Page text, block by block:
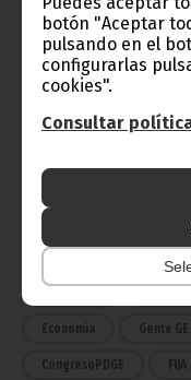
botón "Aceptar
pulsando en el
configurarlas
cookies".
Consultar
Radio
Haz click
Noticias
África
COVID-19
Economía Gente GE
CongresoPDGE FIJA